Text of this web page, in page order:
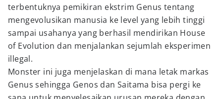
terbentuknya pemikiran ekstrim Genus tentang
mengevolusikan manusia ke level yang lebih tinggi
sampai usahanya yang berhasil mendirikan House
of Evolution dan menjalankan sejumlah eksperimen
illegal.
Monster ini juga menjelaskan di mana letak markas
Genus sehingga Genos dan Saitama bisa pergi ke